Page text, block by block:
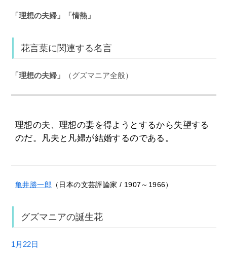
「理想の夫婦」「情熱」
花言葉に関連する名言
「理想の夫婦」 （グズマニア全般）
理想の夫、理想の妻を得ようとするから失望する
のだ。凡夫と凡婦が結婚するのである。
亀井勝一郎 （日本の文芸評論家 / 1907～1966）
グズマニアの誕生花
1月22日